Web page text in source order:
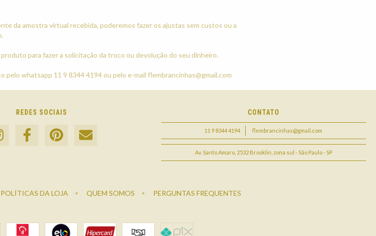
da amostra virtual recebida, poderemos fazer os ajustas sem custos ou a
para fazer a solicitação da troco ou devolução do seu dinheiro.
pelo whatsapp 11 9 8344 4194 ou pelo e-mail flembrancinhas@gmail.com
REDES SOCIAIS CONTATO
11 9 8344 4194 flembrancinhas@gmail.com
Av. Santo Amaro, 2532 Brooklin, zona sul - São Paulo - SP
POLÍTICAS DA LOJA QUEM SOMOS PERGUNTAS FREQUENTES